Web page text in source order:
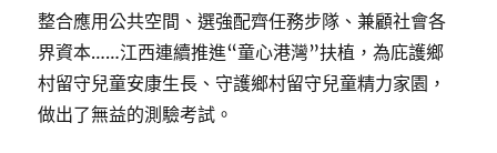
整合應用公共空間、選強配齊任務步隊、兼顧社會各
界資本……江西連續推進“童心港灣”扶植，為庇護鄉
村留守兒童安康生長、守護鄉村留守兒童精力家園，
做出了無益的測驗考試。